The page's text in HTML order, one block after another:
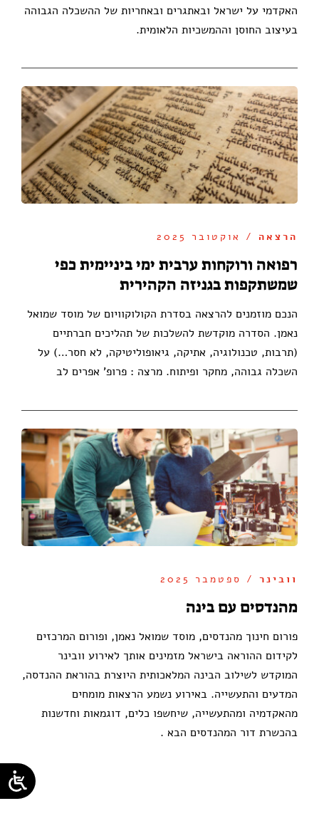
האקדמי על ישראל ובאתגרים ובאחריות של ההשכלה הגבוהה
בעיצוב החוסן וההמשכיות הלאומית.
הרצאה / אוקטובר 2025
רפואה ורוקחות ערבית ימי ביניימית כפי
שמשתקפות בגניזה הקהירית
הנכם מוזמנים להרצאה בסדרת הקולוקוויום של מוסד שמואל
נאמן. הסדרה מוקדשת להשלכות של תהליכים חברתיים
(תרבות, טכנולוגיה, אתיקה, גיאופוליטיקה, לא חסר…) על
השכלה גבוהה, מחקר ופיתוח. מרצה : פרופ' אפרים לב
וובינר / ספטמבר 2025
מהנדסים עם בינה
פורום חינוך מהנדסים, מוסד שמואל נאמן, ופורום המרכזים
לקידום ההוראה בישראל מזמינים אותך לאירוע וובינר
המוקדש לשילוב הבינה המלאכותית היוצרת בהוראת ההנדסה,
המדעים והתעשייה. באירוע נשמע הרצאות מומחים
מהאקדמיה ומהתעשייה, שיחשפו כלים, דוגמאות וחדשנות
בהכשרת דור המהנדסים הבא .